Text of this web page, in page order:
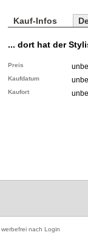
Kauf-Infos
... dort hat der
Preis
Kaufdatum
Kaufort
nach Login